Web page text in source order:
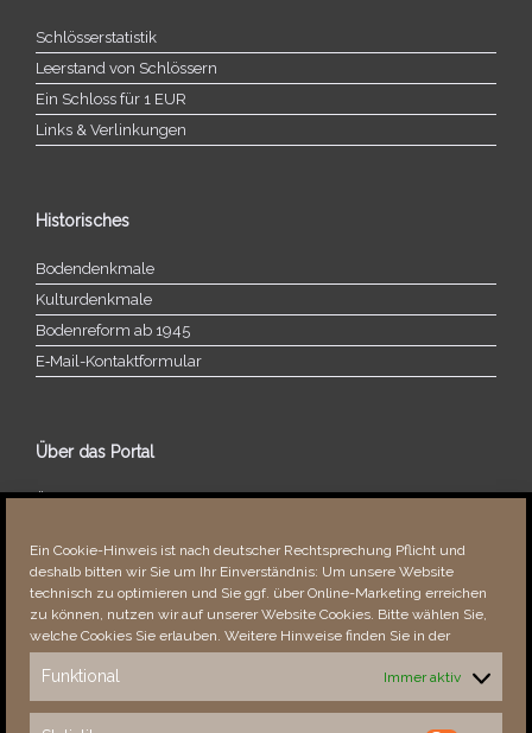
Ein Cookie-Hinweis ist nach deutscher Rechtsprechung Pflicht und
deshalb bitten wir Sie um Ihr Einverständnis: Um unsere Website
technisch zu optimieren und Sie ggf. über Online-Marketing erreichen
zu können, nutzen wir auf unserer Website Cookies. Bitte wählen Sie,
welche Cookies Sie erlauben. Weitere Hinweise finden Sie in der
Funktional Immer aktiv
Schlösserstatistik
Leerstand von Schlössern
Ein Schloss für 1 EUR
Links & Verlinkungen
Historisches
Bodendenkmale
Kulturdenkmale
Bodenreform ab 1945
E‑Mail-​​Kontaktformular
Über das Portal
Über dieses Portal
Fehler bemerkt?
Besucher seit 08/​2021